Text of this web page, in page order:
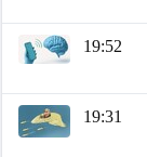
19:52
19:31